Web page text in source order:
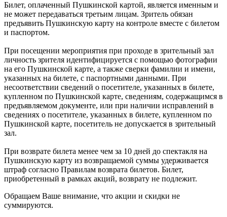
Билет, оплаченный Пушкинской картой, является именным и
не может передаваться третьим лицам. Зритель обязан
предъявить Пушкинскую карту на контроле вместе с билетом
и паспортом.
При посещении мероприятия при проходе в зрительный зал
личность зрителя идентифицируется с помощью фотографии
на его Пушкинской карте, а также сверки фамилии и имени,
указанных на билете, с паспортными данными. При
несоответствии сведений о посетителе, указанных в билете,
купленном по Пушкинской карте, сведениям, содержащимся в
предъявляемом документе, или при наличии исправлений в
сведениях о посетителе, указанных в билете, купленном по
Пушкинской карте, посетитель не допускается в зрительный
зал.
При возврате билета менее чем за 10 дней до спектакля на
Пушкинскую карту из возвращаемой суммы удерживается
штраф согласно Правилам возврата билетов. Билет,
приобретенный в рамках акций, возврату не подлежит.
Обращаем Ваше внимание, что акции и скидки не
суммируются.